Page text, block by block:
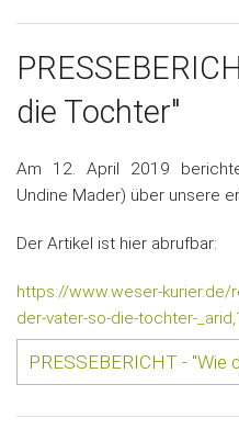
die Tochter"
Am 12. April 2019
Undine Mader) über unsere
Der Artikel ist hier abrufbar:
https://www.weser-kurier.de/
der-vater-so-die-tochter-
PRESSEBERICHT - "Wie